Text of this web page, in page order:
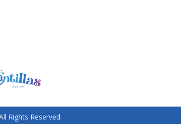
Rights Reserved.